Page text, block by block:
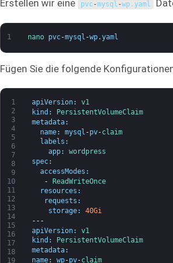
Erstellen wir eine pvc -mysql -wp .yaml
1 nano pvc-mysql -wp.yaml
Fügen Sie die folgende
1
2
3
4
5
6
7
8
9
10
11
12
13
14
15
16
17
18
19
apiVersion:
v1
kind :
PersistentVolumeClaim
metadata:
name: mysql -pv-claim
labels :
app:
wordpress
spec:
accessModes :
- ReadWriteOnce
resources :
requests :
storage:
40Gi
---
apiVersion:
v1
kind :
PersistentVolumeClaim
metadata:
name: wp-pv-claim